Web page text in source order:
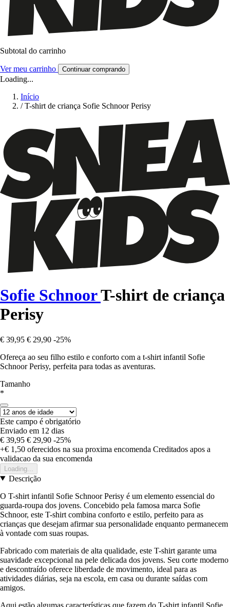
Subtotal do carrinho
Ver meu carrinho Continuar comprando
Loading...
Início
/ T-shirt de criança Sofie Schnoor Perisy
Sofie SchnoorT-shirt de criança
Perisy
€ 39,95 € 29,90 -25%
Ofereça ao seu filho estilo e conforto com a t-shirt infantil Sofie
Schnoor Perisy, perfeita para todas as aventuras.
Tamanho
*
Este campo é obrigatório
Enviado em 12 dias
€ 39,95 € 29,90 -25%
+€ 1,50 oferecidos na sua proxima encomenda Creditados apos a
validacao da sua encomenda
Loading...
Descrição
O T-shirt infantil Sofie Schnoor Perisy é um elemento essencial do
guarda-roupa dos jovens. Concebido pela famosa marca Sofie
Schnoor, este T-shirt combina conforto e estilo, perfeito para as
crianças que desejam afirmar sua personalidade enquanto permanecem
à vontade com suas roupas.
Fabricado com materiais de alta qualidade, este T-shirt garante uma
suavidade excepcional na pele delicada dos jovens. Seu corte moderno
e descontraído oferece liberdade de movimento, ideal para as
atividades diárias, seja na escola, em casa ou durante saídas com
amigos.
Aqui estão algumas características que fazem do T-shirt infantil Sofie